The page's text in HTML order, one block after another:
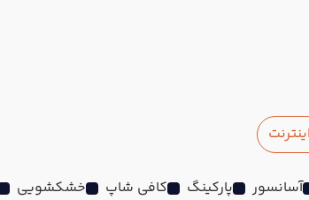
آسانسور پارکینگ کافی شاپ خشکشویی